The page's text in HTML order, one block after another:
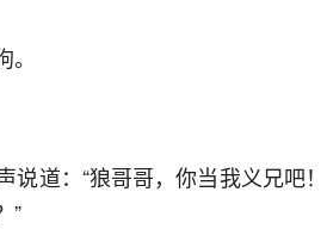
道：“狼哥哥，你当我义兄吧！
”